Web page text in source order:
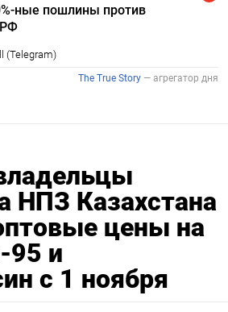
НПЗ Казахстана
цены на
95 и
с 1 ноября